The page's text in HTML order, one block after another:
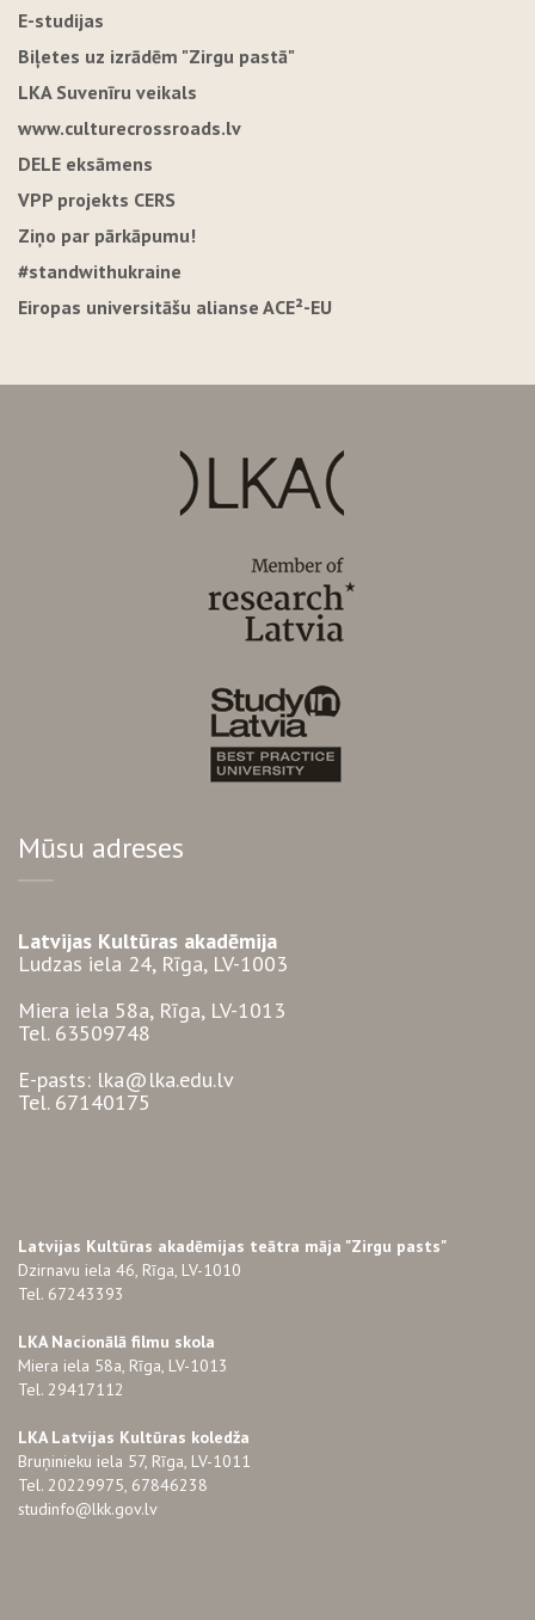
E-studijas
Biļetes uz izrādēm "Zirgu pastā"
LKA Suvenīru veikals
www.culturecrossroads.lv
DELE eksāmens
VPP projekts CERS
Ziņo par pārkāpumu!
#standwithukraine
Eiropas universitāšu alianse ACE²-EU
Mūsu adreses
Latvijas Kultūras akadēmija
Ludzas iela 24, Rīga, LV-1003
Miera iela 58a, Rīga, LV-1013
Tel. 63509748
E-pasts: lka@lka.edu.lv
Tel. 67140175
Latvijas Kultūras akadēmijas teātra māja "Zirgu pasts"
Dzirnavu iela 46, Rīga, LV-1010
Tel. 67243393
LKA Nacionālā filmu skola
Miera iela 58a, Rīga, LV-1013
Tel. 29417112
LKA Latvijas Kultūras koledža
Bruņinieku iela 57, Rīga, LV-1011
Tel. 20229975, 67846238
studinfo@lkk.gov.lv